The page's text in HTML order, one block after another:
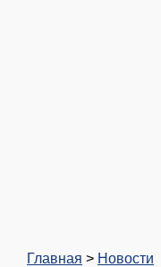
Главная > Новости